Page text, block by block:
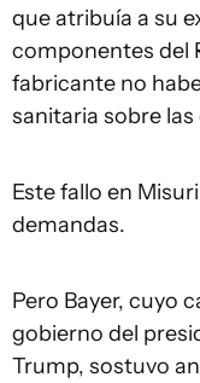
que atribuía a su
componentes del
fabricante no
sanitaria sobre
Este fallo en
demandas.
Pero Bayer, cuyo
gobierno del
Trump, sostuvo